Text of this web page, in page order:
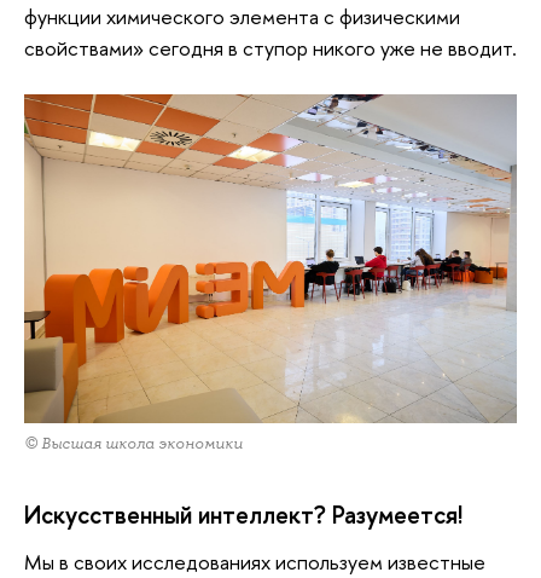
функции химического элемента с физическими
свойствами» сегодня в ступор никого уже не вводит.
© Высшая школа экономики
Искусственный интеллект? Разумеется!
Мы в своих исследованиях используем известные